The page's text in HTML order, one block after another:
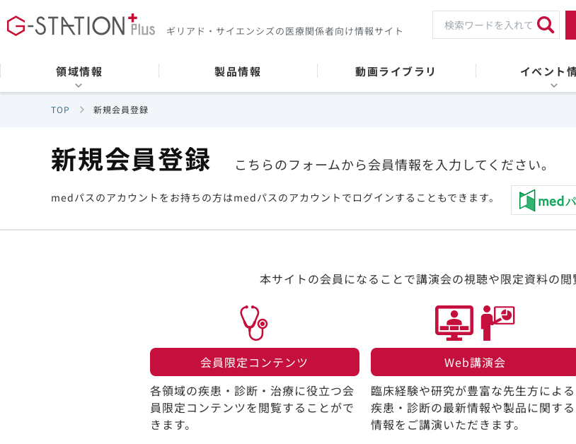
ギリアド・サイエンシズの医療関係者向け情報サイト
領域情報 製品情報 動画ライブラリ イベント
TOP 新規会員登録
新規会員登録 こちらのフォームから会員情報を入力してください。
medパスのアカウントをお持ちの方はmedパスのアカウントでログインすることもできます。
本サイトの会員になることで講演会の視聴や限定資料の閲
会員限定コンテンツ​
各領域の疾患・診断・治療に役立つ会
員限定コンテンツを閲覧することがで
きます。​
Web講演会​
臨床経験や研究が豊富な先生方による
疾患・診断の最新情報や製品に関する
情報をご講演いただきます。